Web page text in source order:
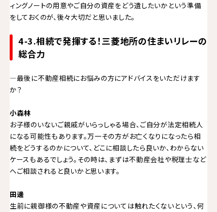
ィングノートの用意やご自分の資産をどう遺したいかという準備
をしておくのが、後々大切だと思いました。
4-3.相続で発揮する！三菱地所の住まいリレーの
総合力
—最後に不動産相続にお悩みの方にアドバイスをいただけます
か？
小森林
お子様のいないご親戚がいらっしゃる場合、ご自分が法定相続人
になる可能性もあります。万一その方がお亡くなりになったら相
続をどうするのかについて、どこに相談したら良いか、わからない
ケースもあるでしょう。その時は、まずは不動産会社や税理士など
へご相談されると良いかと思います。
田邊
生前に親御様の不動産や資産については触れたくないという、何